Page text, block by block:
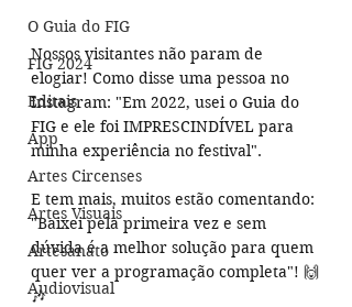
O Guia do FIG
FIG 2024
Editais
App
Artes Circenses
Artes Visuais
Artesanato
Audiovisual
Nossos visitantes não param de
elogiar! Como disse uma pessoa no
Instagram: "Em 2022, usei o Guia do
FIG e ele foi IMPRESCINDÍVEL para
minha experiência no festival".
E tem mais, muitos estão comentando:
"Baixei pela primeira vez e sem
dúvida é a melhor solução para quem
quer ver a programação completa"! 🙌
🎶